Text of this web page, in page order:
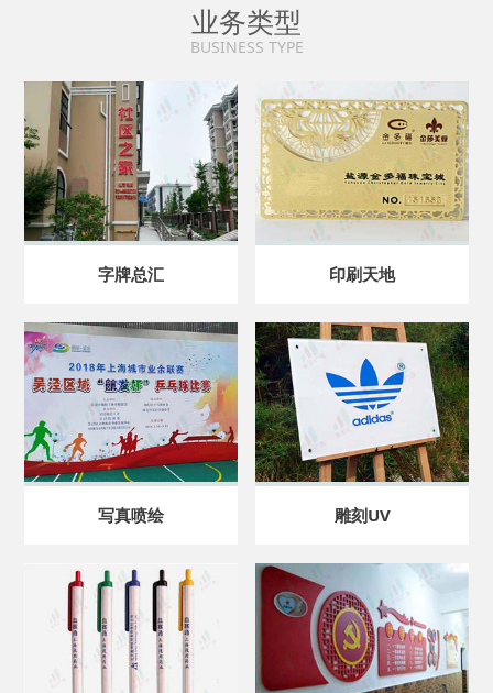
业务类型
BUSINESS TYPE
字牌总汇 印刷天地
写真喷绘 雕刻UV